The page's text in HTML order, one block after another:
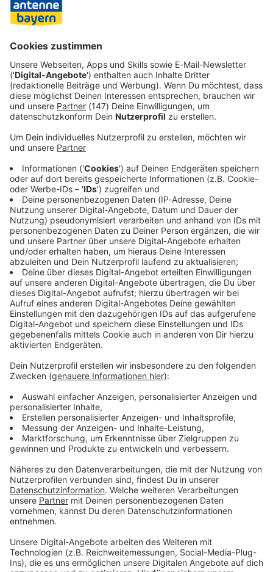
Immer auf dem Laufenden
bleiben!
Verpass' nichts mehr - mit unserem kostenlosen
ANTENNE BAYERN Newsletter. Ob Nachrichten,
Lifestyle oder unsere neuesten Aktionen - wir
informieren dich.
Zum Newsletter anmelden
Du möchtest uns etwas sagen?
Studio Hotline